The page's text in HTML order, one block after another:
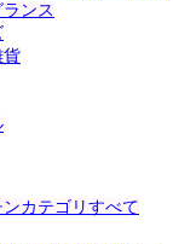
ンス
貨
カテゴリすべて